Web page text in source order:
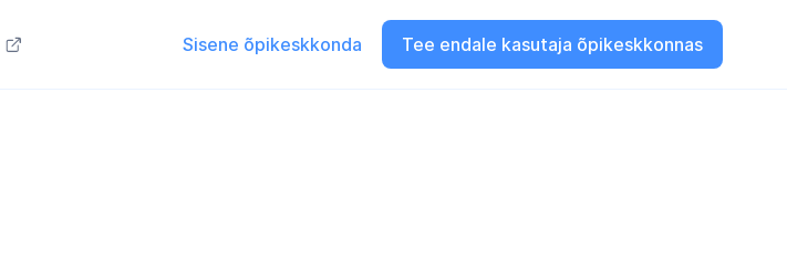
Sisene õpikeskkonda Tee endale kasutaja õpikeskkonnas